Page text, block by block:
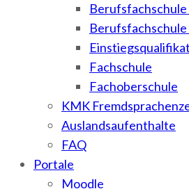
Berufsfachschule
Berufsfachschule
Fachschule
Fachoberschule
KMK
Auslandsaufenthalte
FAQ
Portale
Moodle